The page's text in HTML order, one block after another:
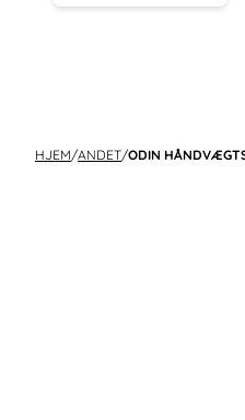
HJEM/ANDET/ODIN